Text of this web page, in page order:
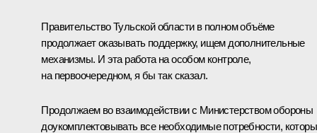
Правительство Тульской области в полном объёме
продолжает оказывать поддержку, ищем дополнительные
механизмы. И эта работа на особом контроле,
на первоочередном, я бы так сказал.
Продолжаем во взаимодействии с Министерством обороны
доукомплектовывать все необходимые потребности,